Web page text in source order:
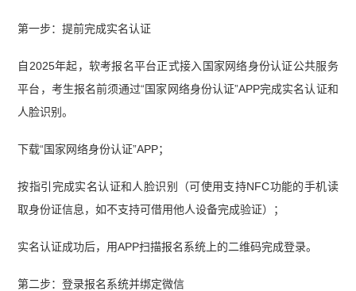
第一步：提前完成实名认证
自2025年起，软考报名平台正式接入国家网络身份认证公共服务
平台，考生报名前须通过“国家网络身份认证”APP完成实名认证和
人脸识别。
下载“国家网络身份认证”APP；
按指引完成实名认证和人脸识别（可使用支持NFC功能的手机读
取身份证信息，如不支持可借用他人设备完成验证）；
实名认证成功后，用APP扫描报名系统上的二维码完成登录。
第二步：登录报名系统并绑定微信